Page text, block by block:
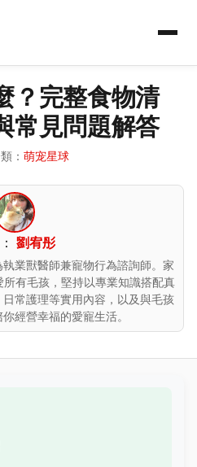
？完整食物清
常見問題解答
： 萌宠星球
劉宥彤
業獸醫師兼寵物行為諮詢師。家
有毛孩，堅持以專業知識搭配真
常護理等實用內容，以及與毛孩
經營幸福的愛寵生活。